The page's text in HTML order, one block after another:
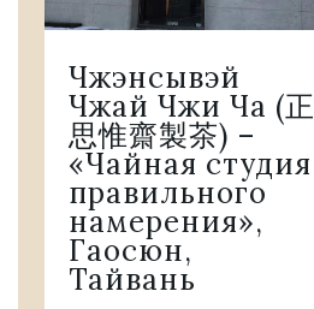
Чжэнсывэй
Чжай Чжи Ча (正
思惟齋製茶) –
«Чайная студия
правильного
намерения»,
Гаосюн,
Тайвань